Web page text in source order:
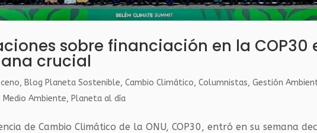
sobre financiación en la COP30
crucial
, Blog Planeta Sostenible,Cambio Climático,Columnistas,Gestión
Medio Ambiente, Planeta al día
de Cambio Climático de la ONU, COP30, entró en su semana